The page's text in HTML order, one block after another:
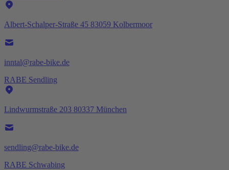
Albert-Schalper-Straße 45 83059 Kolbermoor
inntal@rabe-bike.de
RABE Sendling
Lindwurmstraße 203 80337 München
sendling@rabe-bike.de
RABE Schwabing